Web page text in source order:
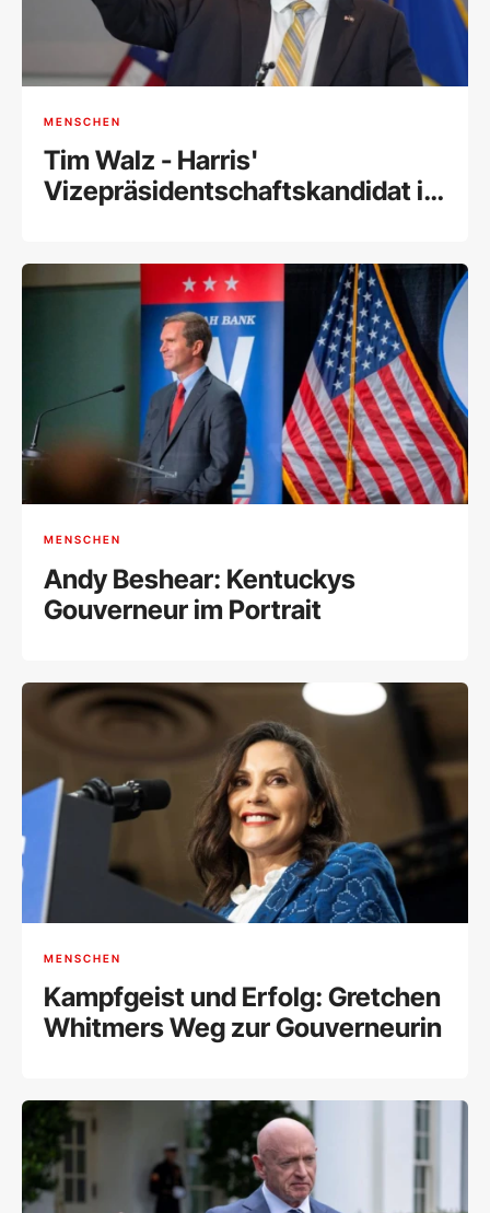
MENSCHEN
Tim Walz - Harris'
Vizepräsidentschaftskandidat im
MENSCHEN
Andy Beshear: Kentuckys
Gouverneur im Portrait
MENSCHEN
Kampfgeist und Erfolg: Gretchen
Whitmers Weg zur Gouverneurin